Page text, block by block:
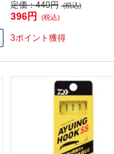
定価：440円 (税込)
396円 (税込)
3ポイント獲得